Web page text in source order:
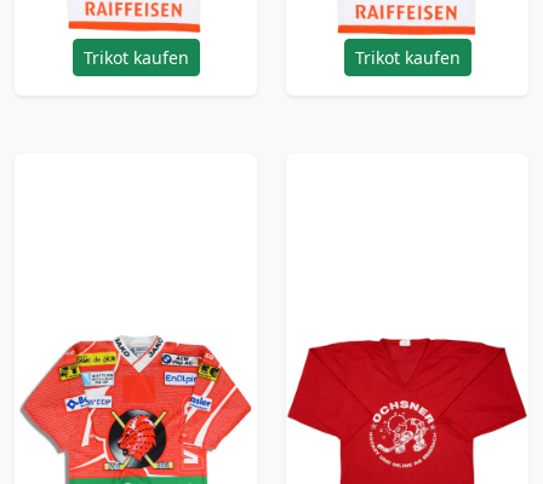
47.99£ · ca. €57
Trikot kaufen
47.99£ · ca. €57
Trikot kaufen
2003-04 EHC Visp
Ochsner Jersey
(Home) M
35.99£ · ca. €42
1990s Ochsner
Hockey Template
Jersey - 6/10 - (XL)
35.99£ · ca. €42